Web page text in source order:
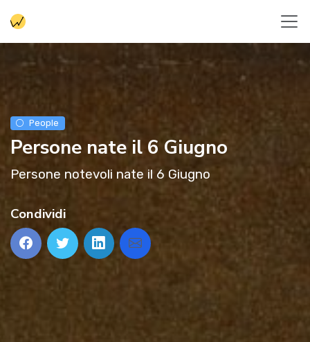
People
Persone nate il 6 Giugno
Persone notevoli nate il 6 Giugno
Condividi